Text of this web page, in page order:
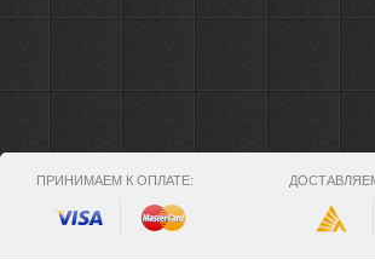
ПРИНИМАЕМ К ОПЛАТЕ: